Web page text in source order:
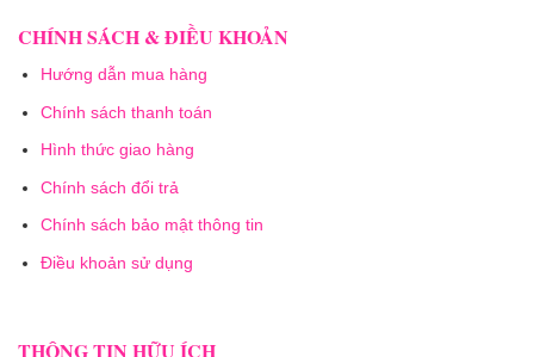
CHÍNH SÁCH & ĐIỀU KHOẢN
Hướng dẫn mua hàng
Chính sách thanh toán
Hình thức giao hàng
Chính sách đổi trả
Chính sách bảo mật thông tin
Điều khoản sử dụng
THÔNG TIN HỮU ÍCH